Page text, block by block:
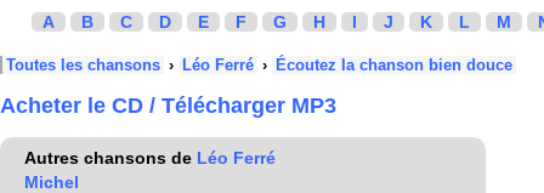
A B C D E F G H I J K L M
Toutes les chansons › Léo Ferré › Écoutez la chanson bien douce
Acheter le CD / Télécharger MP3
Autres chansons de Léo Ferré
Michel